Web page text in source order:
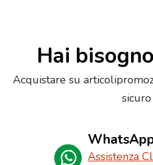
Hai
Acquistare su
sicuro
Assistenza